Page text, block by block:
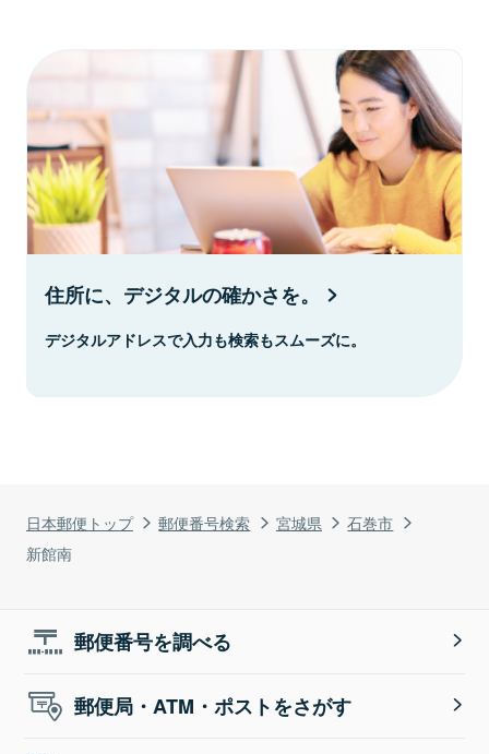
日本郵便トップ 郵便番号検索 宮城県
石巻市
新館南
住所に、デジタルの確かさを。
デジタルアドレスで入力も検索もスムーズに。
郵便番号を調べる
郵便局・ATM・ポストをさがす